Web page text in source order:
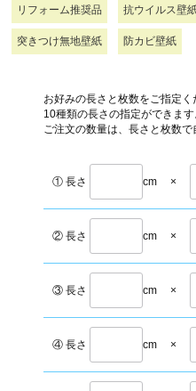
リフォーム推奨品 抗ウイルス壁
突きつけ無地壁紙 防カビ壁紙
お好みの長さと枚数をご指定く
10種類の長さの指定ができます
ご注文の数量は、長さと枚数で
① 長さ cm ×
② 長さ cm ×
③ 長さ cm ×
④ 長さ cm ×